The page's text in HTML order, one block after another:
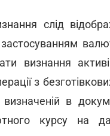
слід
визнання
з
визначеній в
курсу на